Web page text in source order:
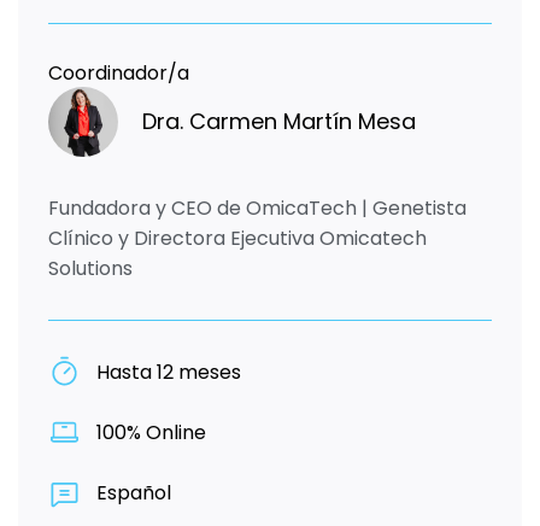
Coordinador/a
Dra. Carmen Martín Mesa
Fundadora y CEO de OmicaTech | Genetista
Clínico y Directora Ejecutiva Omicatech
Solutions
Hasta 12 meses
100% Online
Español